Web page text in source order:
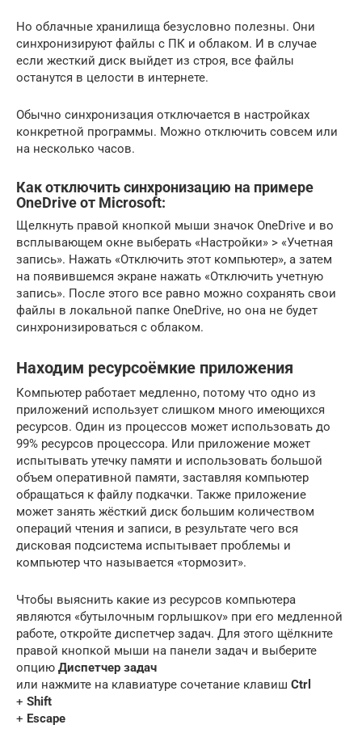
Но облачные хранилища безусловно полезны. Они
синхронизируют файлы с ПК и облаком. И в случае
если жесткий диск выйдет из строя, все файлы
останутся в целости в интернете.
Обычно синхронизация отключается в настройках
конкретной программы. Можно отключить совсем или
на несколько часов.
Как отключить синхронизацию на примере
OneDrive от Microsoft:
Щелкнуть правой кнопкой мыши значок OneDrive и во
всплывающем окне выберать «Настройки» > «Учетная
запись». Нажать «Отключить этот компьютер», а затем
на появившемся экране нажать «Отключить учетную
запись». После этого все равно можно сохранять свои
файлы в локальной папке OneDrive, но она не будет
синхронизироваться с облаком.
Находим ресурсоёмкие приложения
Компьютер работает медленно, потому что одно из
приложений использует слишком много имеющихся
ресурсов. Один из процессов может использовать до
99% ресурсов процессора. Или приложение может
испытывать утечку памяти и использовать большой
объем оперативной памяти, заставляя компьютер
обращаться к файлу подкачки. Также приложение
может занять жёсткий диск большим количеством
операций чтения и записи, в результате чего вся
дисковая подсистема испытывает проблемы и
компьютер что называется «тормозит».
Чтобы выяснить какие из ресурсов компьютера
являются «бутылочным горлышкоv» при его медленной
работе, откройте диспетчер задач. Для этого щёлкните
правой кнопкой мыши на панели задач и выберите
опцию Диспетчер задач
или нажмите на клавиатуре сочетание клавиш Ctrl
+ Shift
+ Escape